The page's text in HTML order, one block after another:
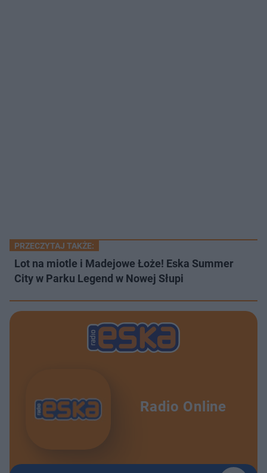
PRZECZYTAJ TAKŻE:
Lot na miotle i Madejowe Łoże! Eska Summer
City w Parku Legend w Nowej Słupi
Radio Online